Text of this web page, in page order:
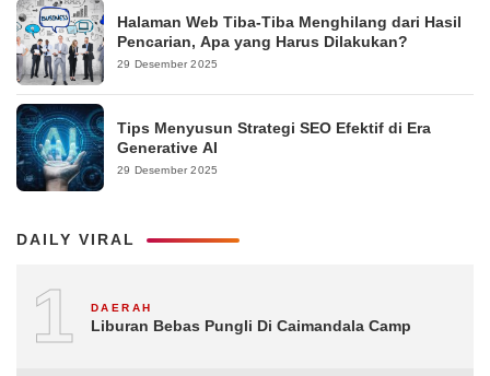
Halaman Web Tiba-Tiba Menghilang dari Hasil
Pencarian, Apa yang Harus Dilakukan?
29 Desember 2025
Tips Menyusun Strategi SEO Efektif di Era
Generative AI
29 Desember 2025
DAILY VIRAL
1 DAERAH
Liburan Bebas Pungli Di Caimandala Camp